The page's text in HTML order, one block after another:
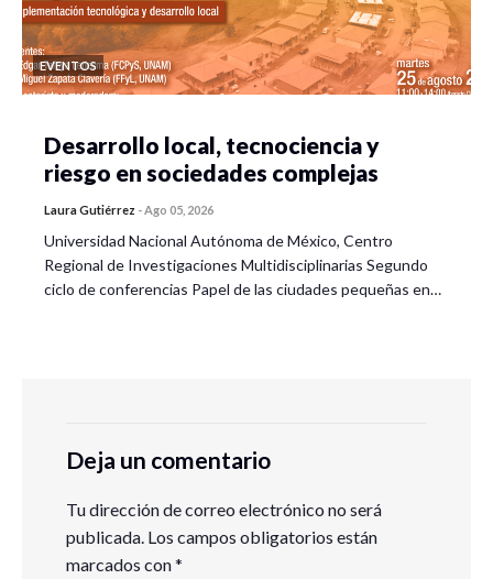
EVENTOS
Desarrollo local, tecnociencia y
riesgo en sociedades complejas
Laura Gutiérrez -Ago 05, 2026
Universidad Nacional Autónoma de México, Centro
Regional de Investigaciones Multidisciplinarias Segundo
ciclo de conferencias Papel de las ciudades pequeñas en…
Deja un comentario
Tu dirección de correo electrónico no será
publicada. Los campos obligatorios están
marcados con*